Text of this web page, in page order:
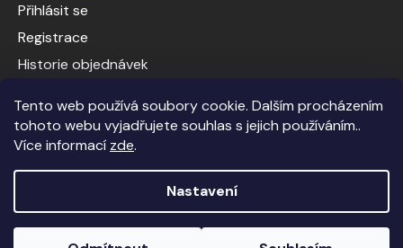
Tento web používá soubory cookie. Dalším procházením
tohoto webu vyjadřujete souhlas s jejich používáním..
Více informací zde.
Nastavení
Přihlásit se
Registrace
Historie objednávek
Vytvořil Shoptet Anque Media